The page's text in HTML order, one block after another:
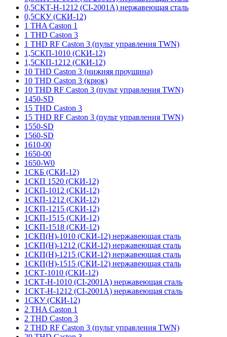
0,5СКТ-Н-1212 (CI-2001A) нержавеющая сталь
0,5СКУ (СКИ-12)
1 THA Caston 1
1 THD Caston 3
1 THD RF Caston 3 (пульт управления TWN)
1,5СКП-1010 (СКИ-12)
1,5СКП-1212 (СКИ-12)
10 THD Caston 3 (нижняя проушина)
10 THD Caston 3 (крюк)
10 THD RF Caston 3 (пульт управления TWN)
1450-SD
15 THD Caston 3
15 THD RF Caston 3 (пульт управления TWN)
1550-SD
1560-SD
1610-00
1650-00
1650-W0
1СКБ (СКИ-12)
1СКП 1520 (СКИ-12)
1СКП-1012 (СКИ-12)
1СКП-1212 (СКИ-12)
1СКП-1215 (СКИ-12)
1СКП-1515 (СКИ-12)
1СКП-1518 (СКИ-12)
1СКП(Н)-1010 (СКИ-12) нержавеющая сталь
1СКП(Н)-1212 (СКИ-12) нержавеющая сталь
1СКП(Н)-1215 (СКИ-12) нержавеющая сталь
1СКП(Н)-1515 (СКИ-12) нержавеющая сталь
1СКТ-1010 (СКИ-12)
1СКТ-Н-1010 (CI-2001A) нержавеющая сталь
1СКТ-Н-1212 (CI-2001A) нержавеющая сталь
1СКУ (СКИ-12)
2 THA Caston 1
2 THD Caston 3
2 THD RF Caston 3 (пульт управления TWN)